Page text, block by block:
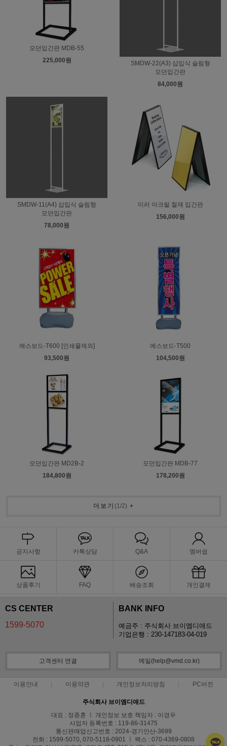
모던입간판 MDB-55
225,000원
SMDW-22(A3) 삽입식 슬림형
모던입간판
84,000원
SMDW-11(A4) 삽입식 슬림형
모던입간판
78,000원
미러 아크릴 철재 입간판
156,000원
에스보드-T600 [인쇄물제외]
93,500원
에스보드-T500
104,500원
모던입간판 MD2B-2
184,800원
모던입간판 MDB-77
178,200원
더보기 (1/2) +
공지사항 카톡상담 Q&A 멤버쉽
상품후기 FAQ 배송조회 개인결제
CS CENTER
1599-5070
BANK INFO
예금주 : 주식회사 브이엠디애드
기업은행 : 230-147183-04-019
고객센터 연결 메일(help@vmd.co.kr)
이용안내 이용약관 개인정보처리방침 PC버전
주식회사 브이엠디애드
대표 : 정종훈 ㅣ 개인정보 보호 책임자 : 이경우
사업자 등록번호 : 119-86-31475
통신판매업신고번호 : 2024-경기안산-3699
전화 : 1599-5070, 070-5118-0901 ㅣ 팩스 : 070-4369-0808